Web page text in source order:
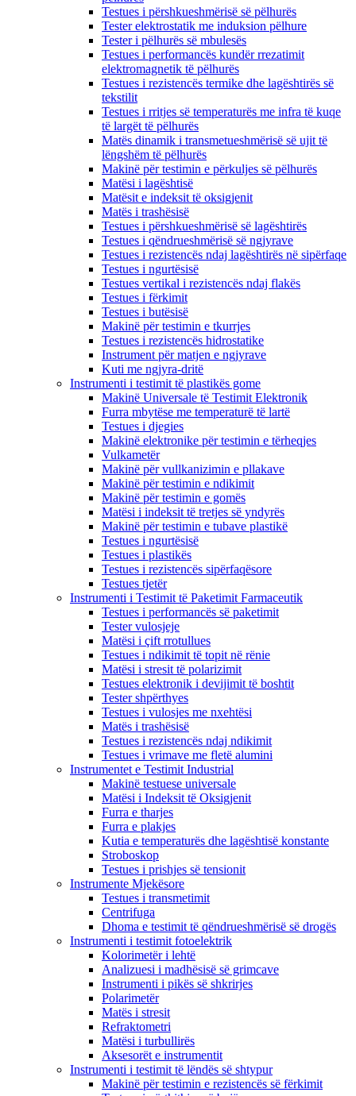
Testues i përshkueshmërisë së pëlhurës
Tester elektrostatik me induksion pëlhure
Tester i pëlhurës së mbulesës
Testues i performancës kundër rrezatimit
elektromagnetik të pëlhurës
Testues i rezistencës termike dhe lagështirës së
tekstilit
Testues i rritjes së temperaturës me infra të kuqe
të largët të pëlhurës
Matës dinamik i transmetueshmërisë së ujit të
lëngshëm të pëlhurës
Makinë për testimin e përkuljes së pëlhurës
Matësi i lagështisë
Matësit e indeksit të oksigjenit
Matës i trashësisë
Testues i përshkueshmërisë së lagështirës
Testues i qëndrueshmërisë së ngjyrave
Testues i rezistencës ndaj lagështirës në sipërfaqe
Testues i ngurtësisë
Testues vertikal i rezistencës ndaj flakës
Testues i fërkimit
Testues i butësisë
Makinë për testimin e tkurrjes
Testues i rezistencës hidrostatike
Instrument për matjen e ngjyrave
Kuti me ngjyra-dritë
Instrumenti i testimit të plastikës gome
Makinë Universale të Testimit Elektronik
Furra mbytëse me temperaturë të lartë
Testues i djegies
Makinë elektronike për testimin e tërheqjes
Vulkametër
Makinë për vullkanizimin e pllakave
Makinë për testimin e ndikimit
Makinë për testimin e gomës
Matësi i indeksit të tretjes së yndyrës
Makinë për testimin e tubave plastikë
Testues i ngurtësisë
Testues i plastikës
Testues i rezistencës sipërfaqësore
Testues tjetër
Instrumenti i Testimit të Paketimit Farmaceutik
Testues i performancës së paketimit
Tester vulosjeje
Matësi i çift rrotullues
Testues i ndikimit të topit në rënie
Matësi i stresit të polarizimit
Testues elektronik i devijimit të boshtit
Tester shpërthyes
Testues i vulosjes me nxehtësi
Matës i trashësisë
Testues i rezistencës ndaj ndikimit
Testues i vrimave me fletë alumini
Instrumentet e Testimit Industrial
Makinë testuese universale
Matësi i Indeksit të Oksigjenit
Furra e tharjes
Furra e plakjes
Kutia e temperaturës dhe lagështisë konstante
Stroboskop
Testues i prishjes së tensionit
Instrumente Mjekësore
Testues i transmetimit
Centrifuga
Dhoma e testimit të qëndrueshmërisë së drogës
Instrumenti i testimit fotoelektrik
Kolorimetër i lehtë
Analizuesi i madhësisë së grimcave
Instrumenti i pikës së shkrirjes
Polarimetër
Matës i stresit
Refraktometri
Matësi i turbullirës
Aksesorët e instrumentit
Instrumenti i testimit të lëndës së shtypur
Makinë për testimin e rezistencës së fërkimit